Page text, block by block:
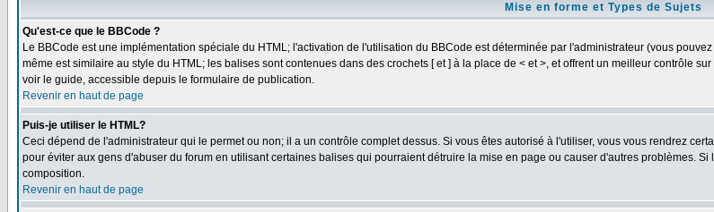
Mise en forme et Types de Sujets
Qu'est-ce que le BBCode ?
Le BBCode est une implémentation spéciale du HTML; l'activation de l'utilisation du BBCode est déterminée par l'administrateur (vous
même est similaire au style du HTML; les balises sont contenues dans des crochets [ et ] à la place de < et >, et offrent un meilleur contrôle
voir le guide, accessible depuis le formulaire de publication.
Revenir en haut de page
Puis-je utiliser le HTML?
Ceci dépend de l'administrateur qui le permet ou non; il a un contrôle complet dessus. Si vous êtes autorisé à l'utiliser, vous vous rendrez
pour éviter aux gens d'abuser du forum en utilisant certaines balises qui pourraient détruire la mise en page ou causer d'autres problèmes.
composition.
Revenir en haut de page